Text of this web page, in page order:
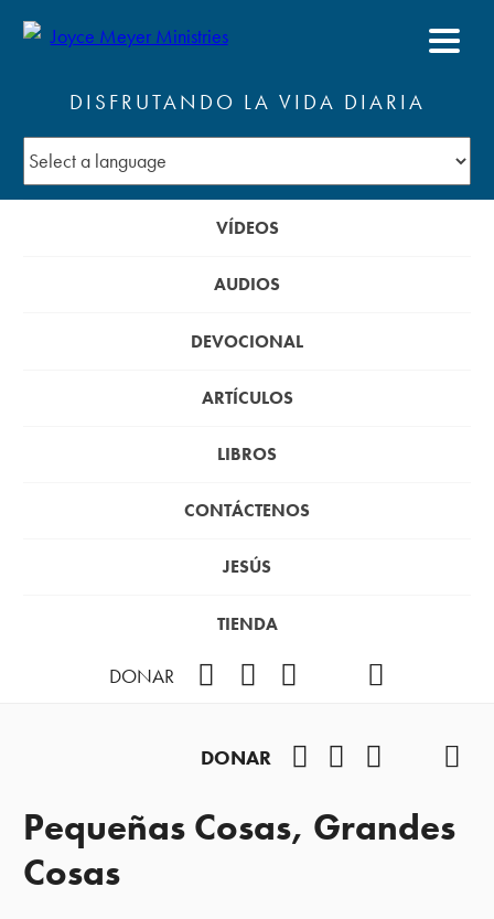
DISFRUTANDO LA VIDA DIARIA
VÍDEOS
AUDIOS
DEVOCIONAL
ARTÍCULOS
LIBROS
CONTÁCTENOS
JESÚS
TIENDA
DONAR
DONAR
Pequeñas Cosas, Grandes
Cosas